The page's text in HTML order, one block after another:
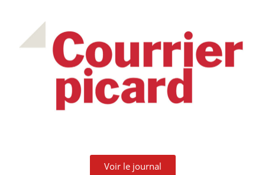
Voir le journal